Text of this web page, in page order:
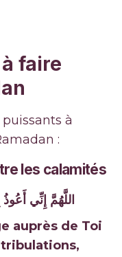
faire
à
:
les calamités
اللَّهُمَّ إِنِّي
auprès de Toi